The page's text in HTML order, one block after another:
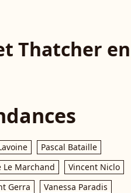
Thatcher en
Pascal Bataille
Le Marchand
Vincent Niclo
Gerra
Vanessa Paradis